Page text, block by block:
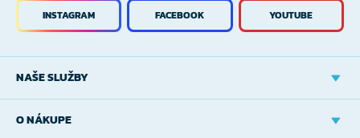
NAŠE SLUŽBY
O NÁKUPE
INSTAGRAM FACEBOOK YOUTUBE